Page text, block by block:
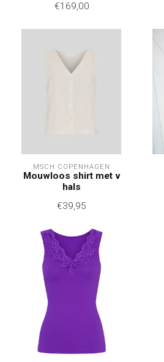
€169,00
MSCH COPENHAGEN
Mouwloos shirt met v
hals
€39,95